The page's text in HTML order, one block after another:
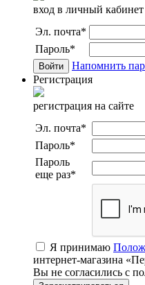
вход в личный кабинет
Эл. почта*
Пароль*
Напомнить
Регистрация
регистрация на сайте
Эл. почта*
Пароль*
Пароль
еще раз*
Я принимаю
интернет-магазина
Вы не согласились с